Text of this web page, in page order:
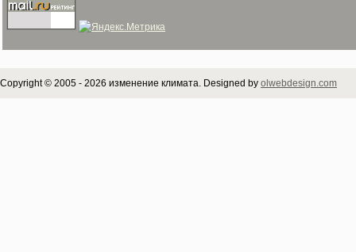
Copyright © 2005 - 2026 изменение климата. Designed by olwebdesign.com